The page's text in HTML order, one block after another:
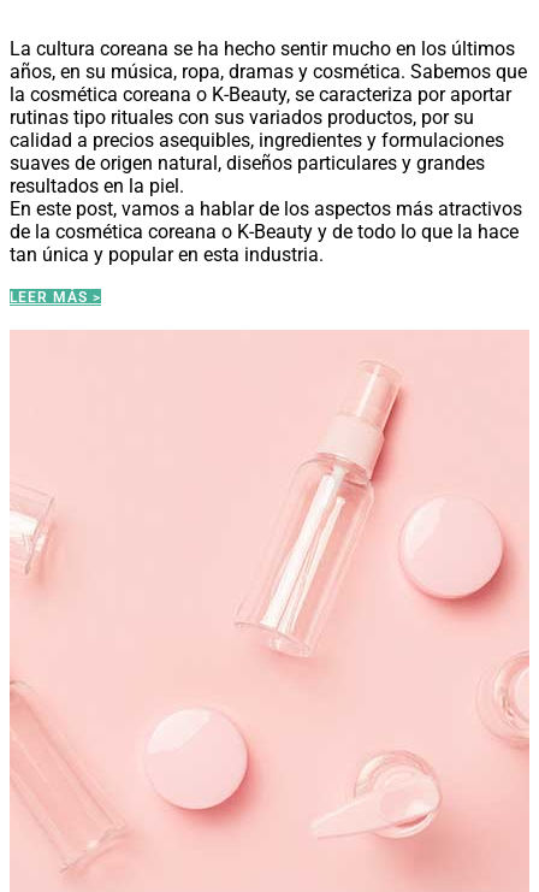
La cultura coreana se ha hecho sentir mucho en los últimos
años, en su música, ropa, dramas y cosmética. Sabemos que
la cosmética coreana o K-Beauty, se caracteriza por aportar
rutinas tipo rituales con sus variados productos, por su
calidad a precios asequibles, ingredientes y formulaciones
suaves de origen natural, diseños particulares y grandes
resultados en la piel.
En este post, vamos a hablar de los aspectos más atractivos
de la cosmética coreana o K-Beauty y de todo lo que la hace
tan única y popular en esta industria.
LEER MÁS >